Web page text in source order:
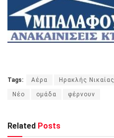
Tags: Αέρα Ηρακλής Νικαίας
Νέο ομάδα φέρνουν
Related Posts